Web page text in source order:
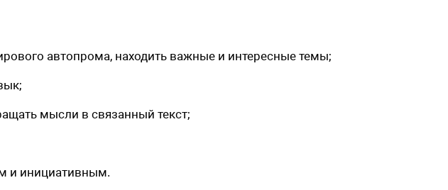
автопрома, находить важные и интересные темы;
мысли в связанный текст;
и инициативным.